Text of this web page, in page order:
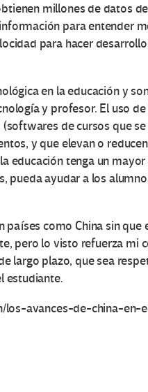
millones de datos
para entender
para hacer
en la educación y
y profesor. El uso
de cursos que
y que elevan o
educación tenga un
ayudar a los
como China sin que
pero lo visto refuerza mi
largo plazo, que sea
estudiante.
los-avances-de-china-en-